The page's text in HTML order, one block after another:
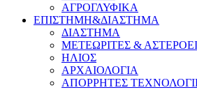
ΑΓΡΟΓΛΥΦΙΚΑ
ΕΠΙΣΤΗΜΗ&ΔΙΑΣΤΗΜΑ
ΔΙΑΣΤΗΜΑ
ΜΕΤΕΩΡΙΤΕΣ &
ΗΛΙΟΣ
ΑΡΧΑΙΟΛΟΓΙΑ
ΑΠΟΡΡΗΤΕΣ